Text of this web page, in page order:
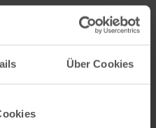
Über Cookies
suivantes :